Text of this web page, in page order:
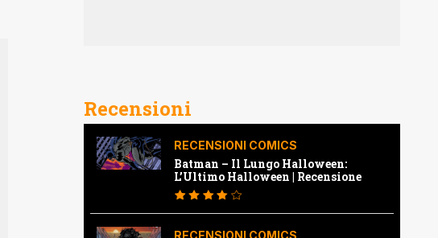
Recensioni
RECENSIONI COMICS
Batman – Il Lungo Halloween:
L’Ultimo Halloween | Recensione